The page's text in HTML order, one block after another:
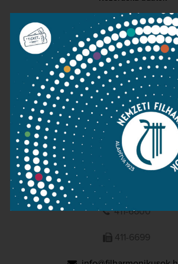
Sajtószoba
Adatvédelem
Impresszum
NEMZETI
1095 Budapest, Komor Marcell
411-6600
411-6699